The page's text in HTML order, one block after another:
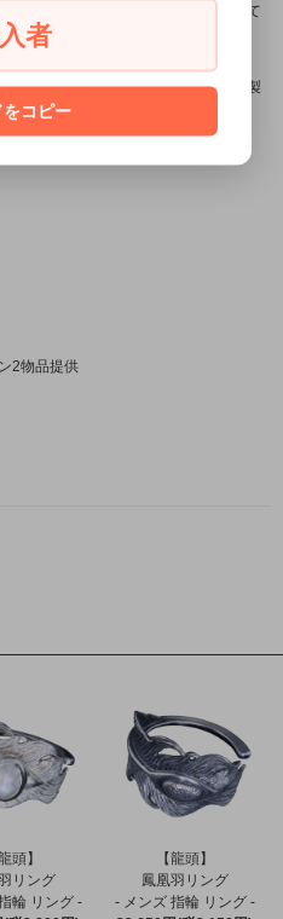
独特の存在感を与える作品を製作して
受賞している「小平光嵐」によって製
先でも販売されご愛用頂いておりま
2物品提供
頭】
リング
輪 リング -
【龍頭】
鳳凰羽リング
- メンズ 指輪 リング -
者
をコピー